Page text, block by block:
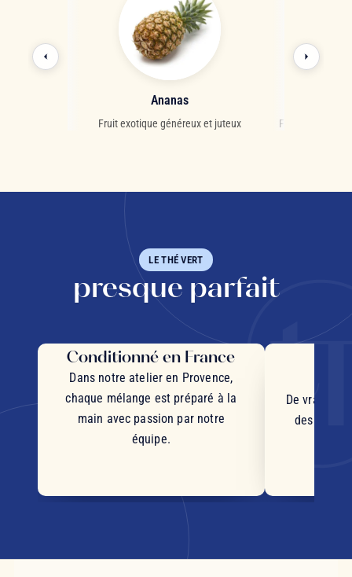
Ananas
Fruit exotique généreux et juteux Fleur délicate
LE THÉ VERT
presque parfait
Conditionné en France
Dans notre atelier en Provence,
chaque mélange est préparé à la
main avec passion par notre
équipe.
De vrais
des